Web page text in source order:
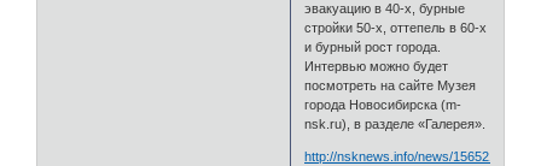
эвакуацию в 40-х, бурные
стройки 50-х, оттепель в 60-х
и бурный рост города.
Интервью можно будет
посмотреть на сайте Музея
города Новосибирска (m-
nsk.ru), в разделе «Галерея».
http://nsknews.info/news/156521